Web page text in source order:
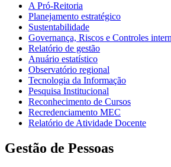
A Pró-Reitoria
Planejamento estratégico
Sustentabilidade
Governança, Riscos e Controles
Relatório de gestão
Anuário estatístico
Observatório regional
Tecnologia da Informação
Pesquisa Institucional
Reconhecimento de Cursos
Recredenciamento MEC
Relatório de Atividade Docente
Gestão de Pessoas